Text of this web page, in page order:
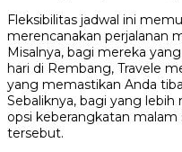
Fleksibilitas jadwal ini
merencanakan perjalanan
Misalnya, bagi mereka
hari di Rembang, Travele
yang memastikan Anda
Sebaliknya, bagi yang
opsi keberangkatan
tersebut.